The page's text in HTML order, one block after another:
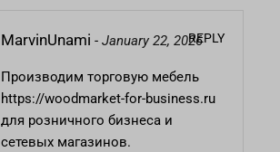
MarvinUnami - January 22, 2026REPLY
Производим торговую мебель
https://woodmarket-for-business.ru
для розничного бизнеса и
сетевых магазинов.